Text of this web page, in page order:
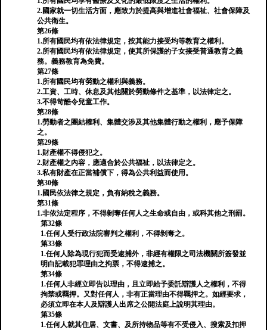
2.國家就一切生活方面，應致力於提高與增進社會福祉、社會保障及
公共衛生。
第26條
1.所有國民均有依法律規定，按其能力接受均等教育之權利。
2.所有國民均有依法律規定，使其所保護的子女接受普通教育之義
務。義務教育為免費。
第27條
1.所有國民均有勞動之權利與義務。
2.工資、工時、休息及其他關於勞動條件之基準，以法律定之。
3.不得苛酷令兒童工作。
第28條
1.勞動者之團結權利、集體交涉及其他集體行動之權利，應予保障
之。
第29條
1.財產權不得侵犯之。
2.財產權之內容，應適合於公共福祉，以法律定之。
3.私有財產在正當補償下，得為公共利益而使用。
第30條
1.國民依法律之規定，負有納稅之義務。
第31條
1.非依法定程序，不得剝奪任何人之生命或自由，或科其他之刑罰。
第32條
1.任何人受行政法院審判之權利，不得剝奪之。
第33條
1.任何人除為現行犯而受逮捕外，非經有權限之司法機關所簽發並
明白記載犯罪理由之拘票，不得逮捕之。
第34條
1.任何人非經立即告以理由，且立即給予委託辯護人之權利，不得
拘禁或羈押。又對任何人，非有正當理由不得羈押之。如經要求，
必須立即在本人及辯護人出席之公開法庭上說明其理由。
第35條
1.任何人就其住居、文書、及所持物品等有不受侵入、搜索及扣押